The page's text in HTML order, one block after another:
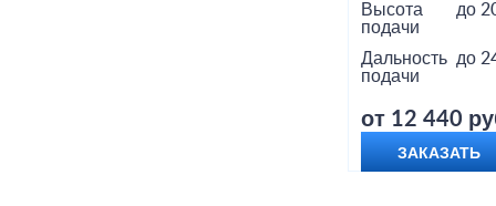
Высота
подачи
до
Дальность
подачи
до
от 12 440
ЗАКАЗАТЬ